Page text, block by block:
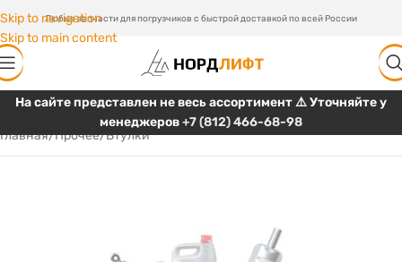
Skip to navigation
Skip to main content
Любые запчасти для погрузчиков с быстрой доставкой по всей России
На сайте представлен не весь ассортимент ⚠️ Уточняйте у
менеджеров+7 (812) 466-68-98
Главная/Прочее/Втулки